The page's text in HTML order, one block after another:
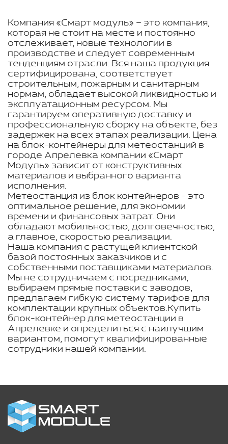
Компания «Смарт модуль» – это компания,
которая не стоит на месте и постоянно
отслеживает, новые технологии в
производстве и следует современным
тенденциям отрасли. Вся наша продукция
сертифицирована, соответствует
строительным, пожарным и санитарным
нормам, обладает высокой ликвидностью и
эксплуатационным ресурсом. Мы
гарантируем оперативную доставку и
профессиональную сборку на объекте, без
задержек на всех этапах реализации. Цена
на блок-контейнеры для метеостанций в
городе Апрелевка компании «Смарт
Модуль» зависит от конструктивных
материалов и выбранного варианта
исполнения.
Метеостанция из блок контейнеров - это
оптимальное решение, для экономии
времени и финансовых затрат. Они
обладают мобильностью, долговечностью,
а главное, скоростью реализации.
Наша компания с растущей клиентской
базой постоянных заказчиков и с
собственными поставщиками материалов.
Мы не сотрудничаем с посредниками,
выбираем прямые поставки с заводов,
предлагаем гибкую систему тарифов для
комплектации крупных объектов.Купить
блок-контейнер для метеостанции в
Апрелевке и определиться с наилучшим
вариантом, помогут квалифицированные
сотрудники нашей компании.